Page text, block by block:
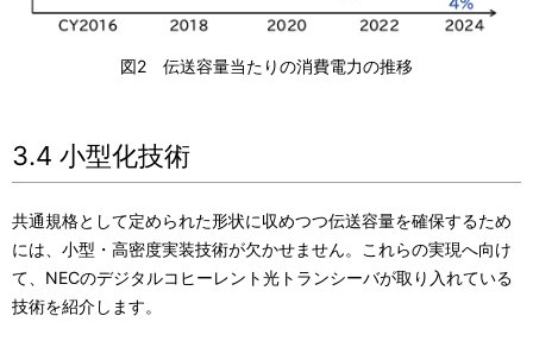
図2 伝送容量当たりの消費電力の推移
3.4 小型化技術
共通規格として定められた形状に収めつつ伝送容量を確保するため
には、小型・高密度実装技術が欠かせません。これらの実現へ向け
て、NECのデジタルコヒーレント光トランシーバが取り入れている
技術を紹介します。